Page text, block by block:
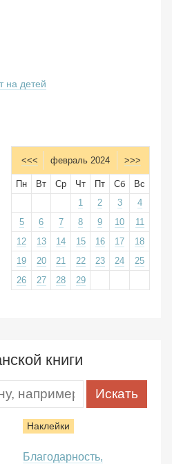
на детей
<<< февраль 2024 >>>
Пн Вт Ср Чт Пт Сб
Вс
1
2 3
4
5
6 7 8 9 10
11
12
13 14 15 16 17
18
19
20 21 22 23 24
25
26
27 28 29
книги
Наклейки
Благодарность,